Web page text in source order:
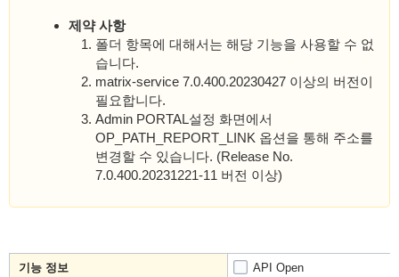
제약 사항
폴더 항목에 대해서는 해당 기능을 사용할 수 없
습니다.
matrix-service 7.0.400.20230427 이상의 버전이
필요합니다.
Admin PORTAL설정 화면에서
OP_PATH_REPORT_LINK 옵션을 통해 주소를
변경할 수 있습니다. (Release No.
7.0.400.20231221-11 버전 이상)
기능 정보 API Open